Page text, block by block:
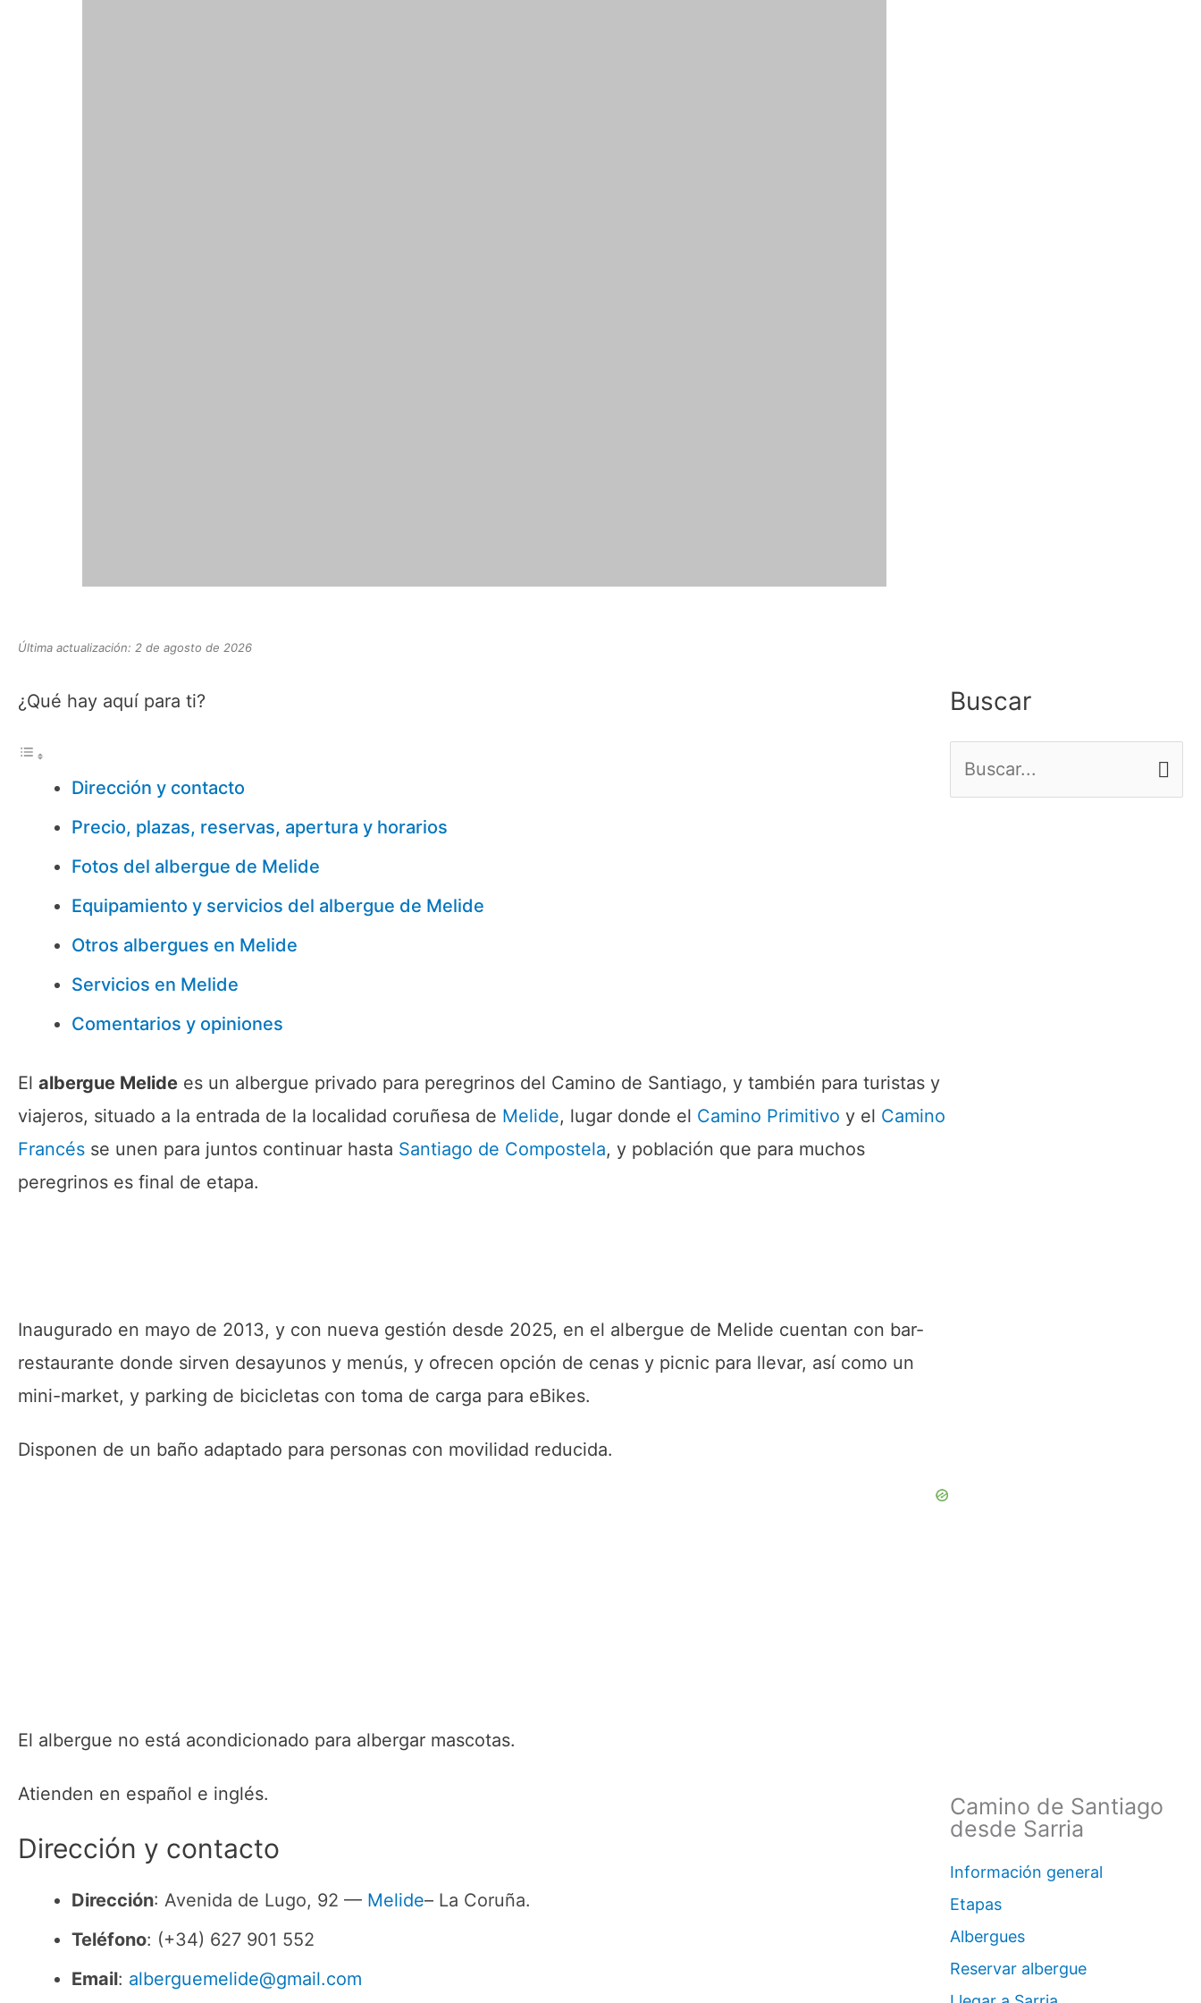
Última actualización: 2 de agosto de 2026
¿Qué hay aquí para ti?
Dirección y contacto
Precio, plazas, reservas, apertura y horarios
Fotos del albergue de Melide
Equipamiento y servicios del albergue de Melide
Otros albergues en Melide
Servicios en Melide
Comentarios y opiniones
El albergue Melide es un albergue privado para peregrinos del Camino de Santiago, y también para turistas y
viajeros, situado a la entrada de la localidad coruñesa de Melide, lugar donde el Camino Primitivo y el Camino
Francés se unen para juntos continuar hasta Santiago de Compostela, y población que para muchos
peregrinos es final de etapa.
Inaugurado en mayo de 2013, y con nueva gestión desde 2025, en el albergue de Melide cuentan con bar-
restaurante donde sirven desayunos y menús, y ofrecen opción de cenas y picnic para llevar, así como un
mini-market, y parking de bicicletas con toma de carga para eBikes.
Disponen de un baño adaptado para personas con movilidad reducida.
El albergue no está acondicionado para albergar mascotas.
Atienden en español e inglés.
Dirección y contacto
Dirección: Avenida de Lugo, 92 — Melide– La Coruña.
Teléfono: (+34) 627 901 552
Email: alberguemelide@gmail.com
Buscar
u
Camino de Santiago
desde Sarria
Información general
Etapas
Albergues
Reservar albergue